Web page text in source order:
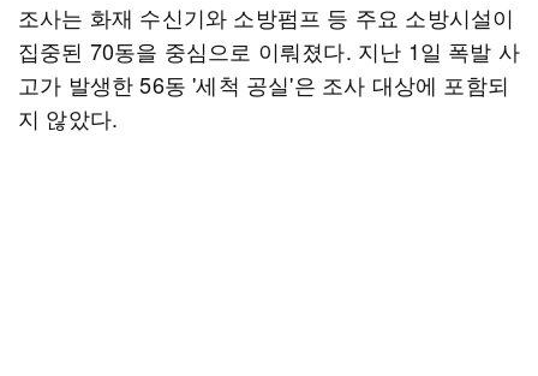
조사는 화재 수신기와 소방펌프 등 주요 소방시설이
집중된 70동을 중심으로 이뤄졌다. 지난 1일 폭발 사
고가 발생한 56동 '세척 공실'은 조사 대상에 포함되
지 않았다.